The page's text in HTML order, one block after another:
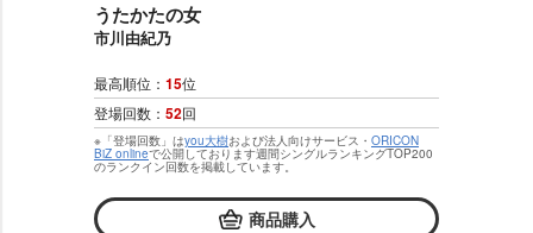
うたかたの女
市川由紀乃
最高順位： 15位
登場回数： 52回
※「登場回数」はyou大樹および法人向けサービス・ ORICON
BiZ onlineで公開しております週間シングルランキングTOP200
のランクイン回数を掲載しています。
商品購入